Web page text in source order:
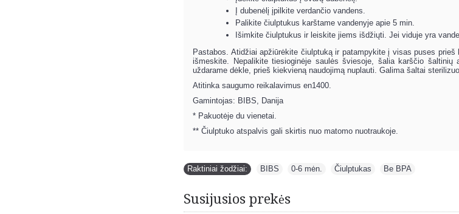
Į dubenėlį įpilkite verdančio vandens.
Palikite čiulptukus karštame vandenyje apie 5 min.
Išimkite čiulptukus ir leiskite jiems išdžiųti. Jei viduje yra
Pastabos. Atidžiai apžiūrėkite čiulptuką ir patampykite į visas puses
išmeskite. Nepalikite tiesioginėje saulės šviesoje, šalia karščio
uždarame dėkle, prieš kiekvieną naudojimą nuplauti. Galima šaltai
Atitinka saugumo reikalavimus en1400.
Gamintojas: BIBS, Danija
* Pakuotėje du vienetai.
** Čiulptuko atspalvis gali skirtis nuo matomo nuotraukoje.
Raktiniai žodžiai: BIBS 0-6 mėn. Čiulptukas Be BPA
Susijusios prekės